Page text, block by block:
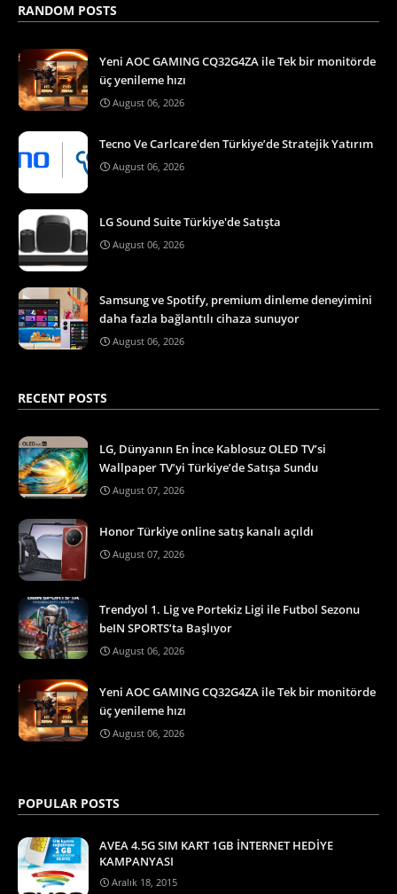
RANDOM POSTS
Yeni AOC GAMING CQ32G4ZA ile Tek bir monitörde
üç yenileme hızı
August 06, 2026
Tecno Ve Carlcare'den Türkiye’de Stratejik Yatırım
August 06, 2026
LG Sound Suite Türkiye'de Satışta
August 06, 2026
Samsung ve Spotify, premium dinleme deneyimini
daha fazla bağlantılı cihaza sunuyor
August 06, 2026
RECENT POSTS
LG, Dünyanın En İnce Kablosuz OLED TV’si
Wallpaper TV’yi Türkiye’de Satışa Sundu
August 07, 2026
Honor Türkiye online satış kanalı açıldı
August 07, 2026
Trendyol 1. Lig ve Portekiz Ligi ile Futbol Sezonu
beIN SPORTS’ta Başlıyor
August 06, 2026
Yeni AOC GAMING CQ32G4ZA ile Tek bir monitörde
üç yenileme hızı
August 06, 2026
POPULAR POSTS
AVEA 4.5G SIM KART 1GB İNTERNET HEDİYE
KAMPANYASI
Aralık 18, 2015